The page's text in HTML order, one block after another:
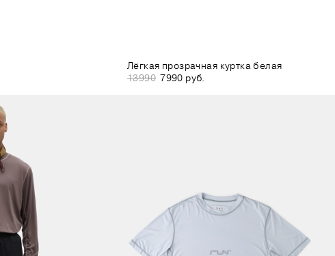
Лёгкая прозрачная куртка белая
13990 7990 руб.